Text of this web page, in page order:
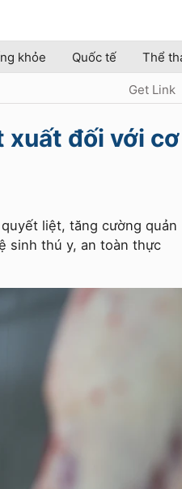
khỏe Quốc tế Thể
Get Link
xuất đối với cơ
liệt, tăng cường quản
sinh thú y, an toàn thực